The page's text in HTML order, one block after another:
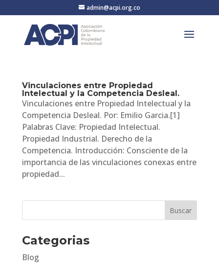
admin@acpi.org.co
Vinculaciones entre Propiedad
Intelectual y la Competencia Desleal.
Vinculaciones entre Propiedad Intelectual y la
Competencia Desleal. Por: Emilio Garcia.[1]
Palabras Clave: Propiedad Intelectual.
Propiedad Industrial. Derecho de la
Competencia. Introducción: Consciente de la
importancia de las vinculaciones conexas entre
propiedad...
Categorias
Blog